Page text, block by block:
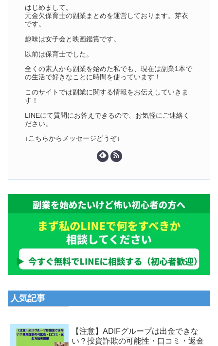
はじめまして。
元金欠保育士の副業まとめを運営しております。芽衣
です。
趣味は女子会と映画鑑賞です。
以前は保育士でした。
全くの素人から副業を始めた私でも、現在は副業1本で
の生活で好きなことに時間を使っています！
このサイトでは副業に関する情報をお伝えしていきま
す！
LINEにて質問にお答えできるので、お気軽にご連絡く
ださい。
↓こちらからメッセージどうぞ↓
人気記事
【注意】ADIFグループは出金できな
い？投資詐欺の可能性・口コミ・返金